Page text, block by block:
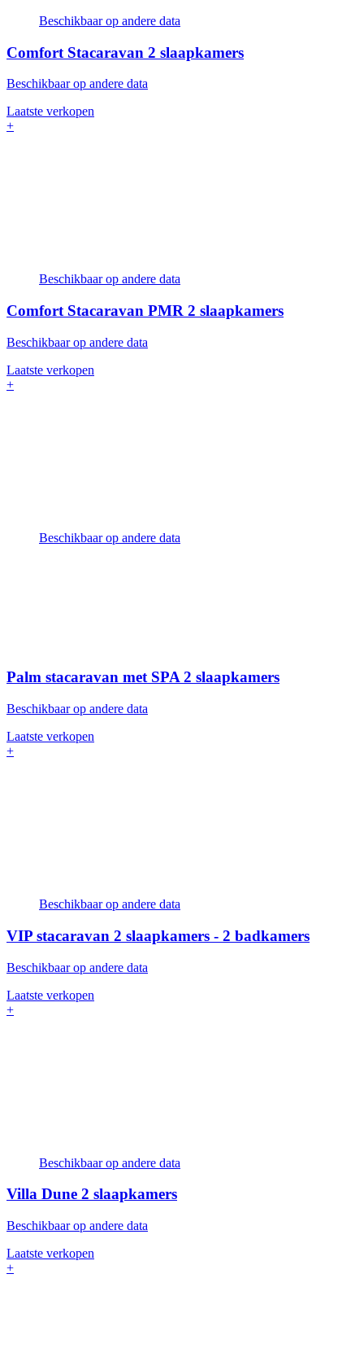
Beschikbaar op andere data
Comfort Stacaravan 2 slaapkamers
Beschikbaar op andere data
Laatste verkopen
+
Beschikbaar op andere data
Comfort Stacaravan PMR 2 slaapkamers
Beschikbaar op andere data
Laatste verkopen
+
Beschikbaar op andere data
Palm stacaravan met SPA2 slaapkamers
Beschikbaar op andere data
Laatste verkopen
+
Beschikbaar op andere data
VIP stacaravan 2 slaapkamers - 2 badkamers
Beschikbaar op andere data
Laatste verkopen
+
Beschikbaar op andere data
Villa Dune 2 slaapkamers
Beschikbaar op andere data
Laatste verkopen
+